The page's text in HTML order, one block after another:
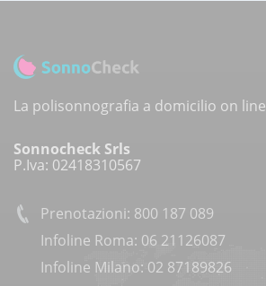
La polisonnografia a domicilio on line
Sonnocheck Srls
P.Iva: 02418310567
Prenotazioni: 800 187 089
Infoline Roma: 06 21126087
Infoline Milano: 02 87189826